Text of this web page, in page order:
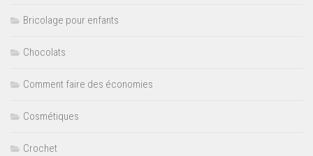
Bricolage pour enfants
Chocolats
Comment faire des économies
Cosmétiques
Crochet